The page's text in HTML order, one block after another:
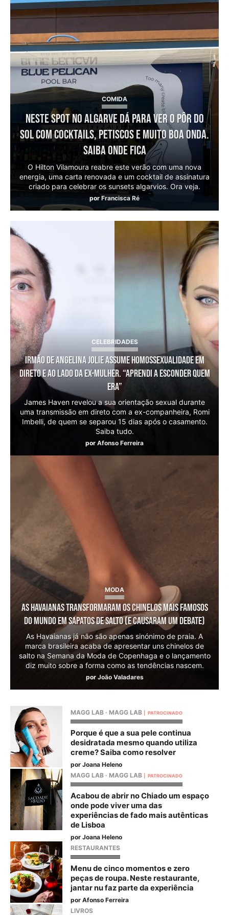
COMIDA
Neste spot no Algarve dá para ver o pôr do
sol com cocktails, petiscos e muito boa onda.
Saiba onde fica
O Hilton Vilamoura reabre este verão com uma nova
energia, uma carta renovada e um cocktail de assinatura
criado para celebrar os sunsets algarvios. Ora veja.
por Francisca Ré
CELEBRIDADES
Irmão de Angelina Jolie assume homossexualidade em
direto e ao lado da ex-mulher. “Aprendi a esconder quem
era”
James Haven revelou a sua orientação sexual durante
uma transmissão em direto com a ex-companheira, Romi
Imbelli, de quem se separou 15 dias após o casamento.
Saiba tudo.
por Afonso Ferreira
MODA
As Havaianas transformaram os chinelos mais famosos
do mundo em sapatos de salto (e causaram um debate)
As Havaianas já não são apenas sinónimo de praia. A
marca brasileira acaba de apresentar uns chinelos de
salto na Semana da Moda de Copenhaga e o lançamento
diz muito sobre a forma como as tendências nascem.
por João Valadares
MAGG LAB · MAGG LAB PATROCINADO
Porque é que a sua pele continua
desidratada mesmo quando utiliza
creme? Saiba como resolver
por Joana Heleno
MAGG LAB · MAGG LAB PATROCINADO
Acabou de abrir no Chiado um espaço
onde pode viver uma das
experiências de fado mais autênticas
de Lisboa
por Joana Heleno
RESTAURANTES
Menu de cinco momentos e zero
peças de roupa. Neste restaurante,
jantar nu faz parte da experiência
por Afonso Ferreira
LIVROS